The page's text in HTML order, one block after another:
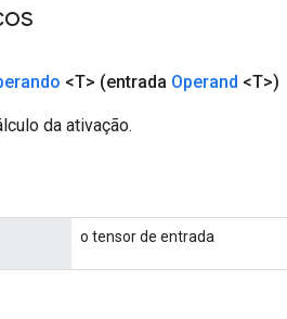
<T> (entrada Operand <T>)
da ativação.
o tensor de entrada